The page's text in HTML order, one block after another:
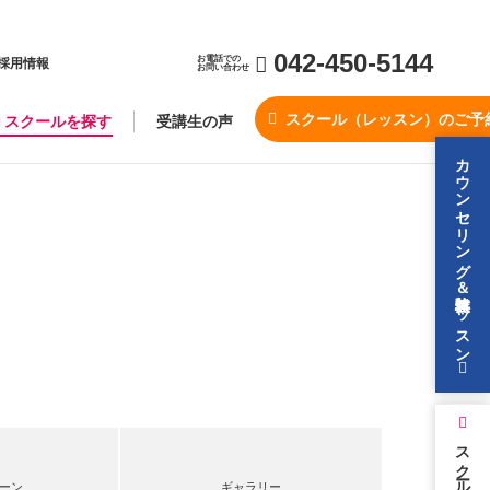
用情報
お電話での
お問い合わせ
042-450-5144
スクールを探す 受講生の声 スクール（レッスン）のご予
カウンセリング＆無料体験レッスン
ン ギャラリー